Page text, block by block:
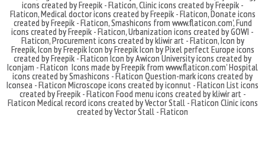
icons created by Freepik - Flaticon,Clinic icons created by Freepik -
Flaticon,Medical doctor icons created by Freepik - Flaticon,Donate icons
created by Freepik - Flaticon,Smashicons from www.flaticon.com',Fund
icons created by Freepik - Flaticon,Urbanization icons created by GOWI -
Flaticon,Procurement icons created by kliwir art - Flaticon,Icon by
Freepik,Icon by FreepikIcon by FreepikIcon by Pixel perfectEurope icons
created by Freepik - Flaticon Icon by Awicon University icons created by
Iconjam - Flaticon Icons made byFreepik from www.flaticon.com'Hospital
icons created by Smashicons - Flaticon Question-mark icons created by
Iconsea - Flaticon Microscope icons created by iconnut - Flaticon List icons
created by Freepik - Flaticon Food menu icons created by kliwir art -
Flaticon Medical record icons created by Vector Stall - Flaticon Clinic icons
created by Vector Stall - Flaticon